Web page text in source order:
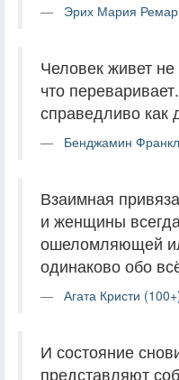
Эрих Мария
Человек живет
что
справедливо как
Бенджамин
Взаимная
и женщины
ошеломляющей
одинаково обо
Агата Кристи
И состояние
представляют